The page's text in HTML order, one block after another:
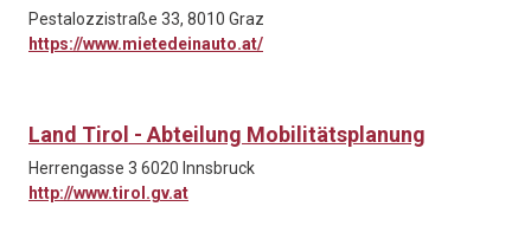
Pestalozzistraße 33, 8010 Graz
https://www.mietedeinauto.at/
Land Tirol - Abteilung Mobilitätsplanung
Herrengasse 3 6020 Innsbruck
http://www.tirol.gv.at